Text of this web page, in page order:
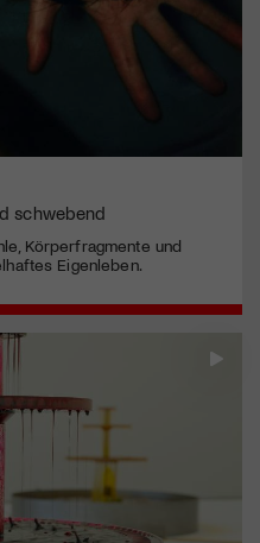
schwebend
Körperfragmente und
Eigenleben.